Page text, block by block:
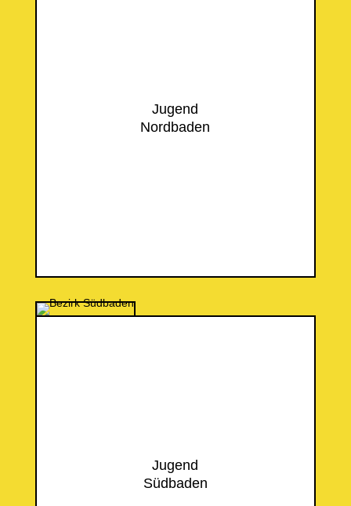
Jugend
Nordbaden
Jugend
Südbaden